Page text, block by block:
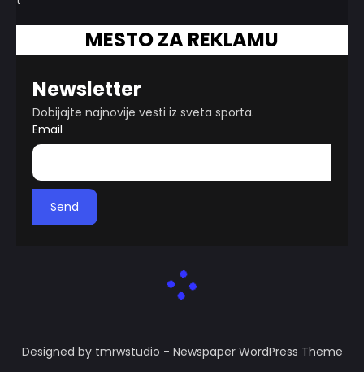
MESTO ZA REKLAMU
Newsletter
Dobijajte najnovije vesti iz sveta sporta.
Email
Send
Designed by tmrwstudio - Newspaper WordPress Theme